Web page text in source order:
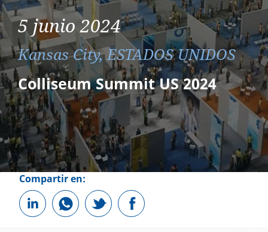
5 junio 2024
Kansas City, ESTADOS UNIDOS
Colliseum Summit US 2024
Compartir en: